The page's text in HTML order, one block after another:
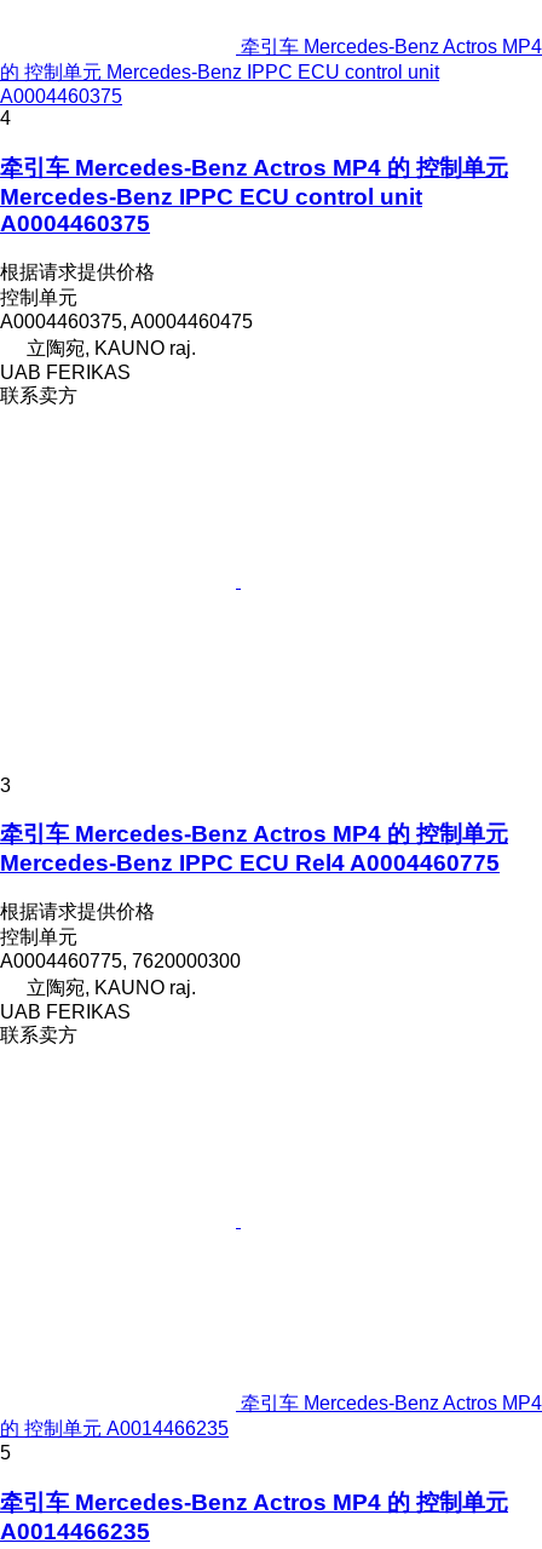
牵引车 Mercedes-Benz Actros MP4
的 控制单元 Mercedes-Benz IPPC ECU control unit
A0004460375
4
牵引车 Mercedes-Benz Actros MP4 的 控制单元
Mercedes-Benz IPPC ECU control unit
A0004460375
根据请求提供价格
控制单元
A0004460375, A0004460475
立陶宛, KAUNO raj.
UAB FERIKAS
联系卖方
3
牵引车 Mercedes-Benz Actros MP4 的 控制单元
Mercedes-Benz IPPC ECU Rel4 A0004460775
根据请求提供价格
控制单元
A0004460775, 7620000300
立陶宛, KAUNO raj.
UAB FERIKAS
联系卖方
牵引车 Mercedes-Benz Actros MP4
的 控制单元 A0014466235
5
牵引车 Mercedes-Benz Actros MP4 的 控制单元
A0014466235